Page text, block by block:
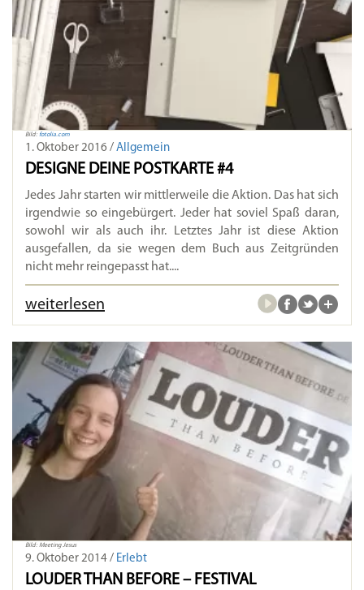
Bild: fotolia.com
1. Oktober 2016 / Allgemein
DESIGNE DEINE POSTKARTE #4
Jedes Jahr starten wir mittlerweile die Aktion. Das hat sich
irgendwie so eingebürgert. Jeder hat soviel Spaß daran,
sowohl wir als auch ihr. Letztes Jahr ist diese Aktion
ausgefallen, da sie wegen dem Buch aus Zeitgründen
nicht mehr reingepasst hat....
weiterlesen
Bild: Meeting Jesus
9. Oktober 2014 / Erlebt
LOUDER THAN BEFORE – FESTIVAL